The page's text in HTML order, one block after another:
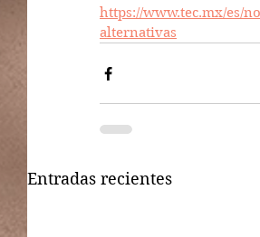
https://www.tec.mx/es/
alternativas
Entradas recientes